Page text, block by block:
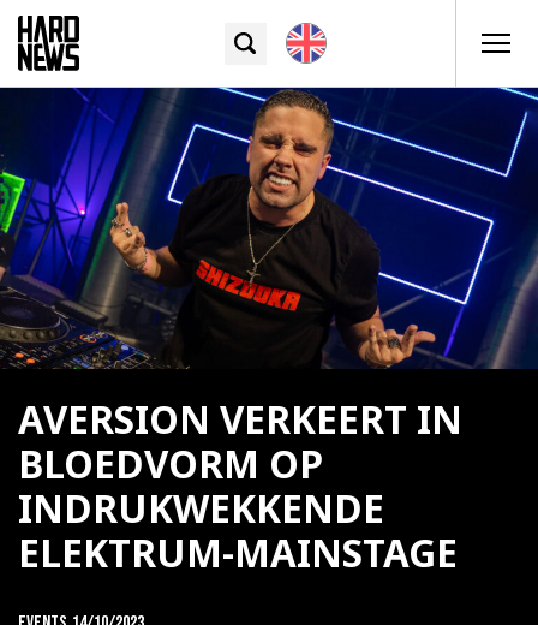
AVERSION VERKEERT IN
BLOEDVORM OP
INDRUKWEKKENDE
ELEKTRUM-MAINSTAGE